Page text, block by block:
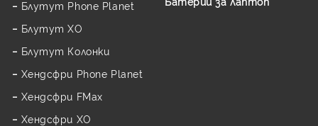
Блутут Phone Planet
Блутут XO
Блутут Колонки
Хендсфри Phone Planet
Хендсфри FMax
Хендсфри XO